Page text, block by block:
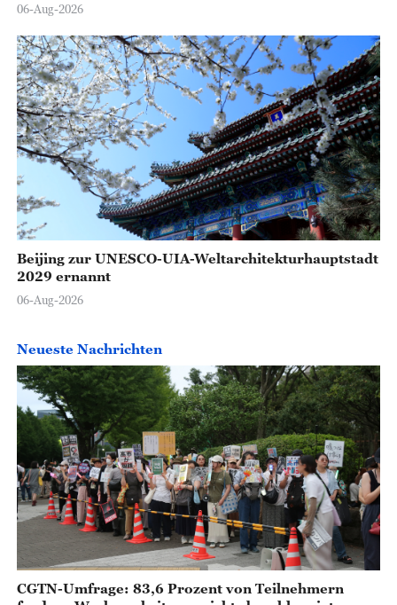
06-Aug-2026
Beijing zur UNESCO-UIA-Weltarchitekturhauptstadt
2029 ernannt
06-Aug-2026
Neueste Nachrichten
CGTN-Umfrage: 83,6 Prozent von Teilnehmern